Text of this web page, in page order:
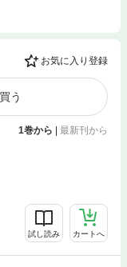
お気に入り登録
う
1巻から | 最新刊から
試し読み カートへ